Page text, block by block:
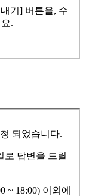
기] 버튼을, 수
.
되었습니다.
로 답변을 드릴
~ 18:00) 이외에